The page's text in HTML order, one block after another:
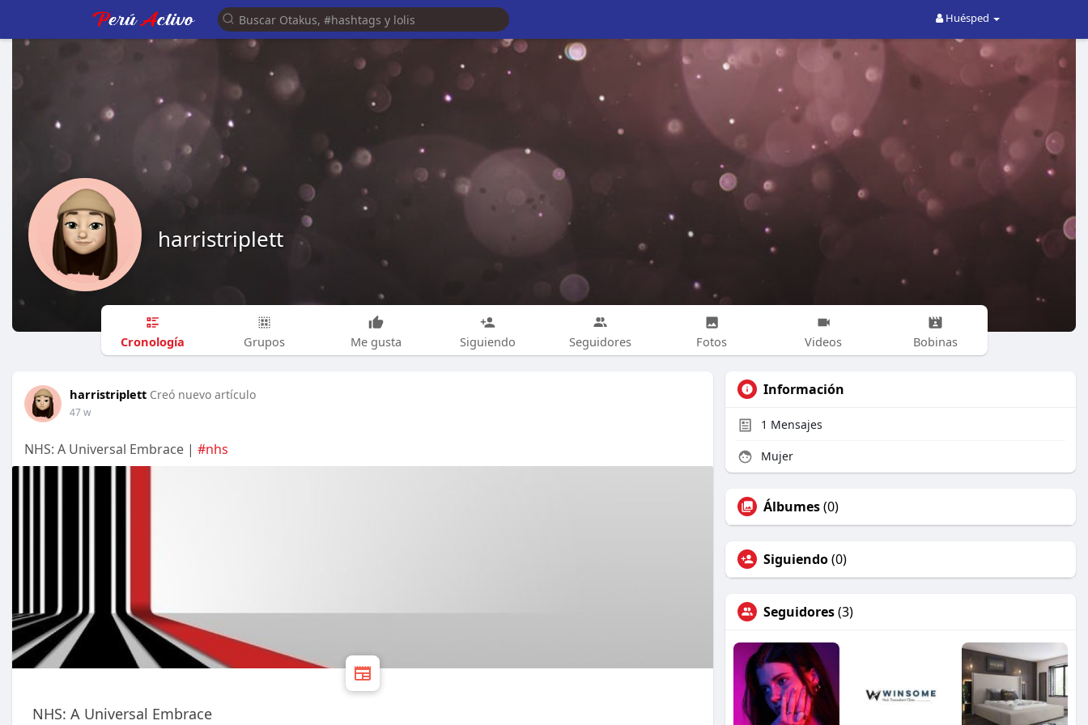
Huésped
harristriplett
Cronología Grupos Me gusta Siguiendo Seguidores Fotos Videos Bobinas
harristriplett Creó nuevo artículo
47 w
NHS: A Universal Embrace | #nhs
NHS: A Universal Embrace
Información
1 Mensajes
Mujer
Álbumes(0)
Siguiendo(0)
Seguidores(3)